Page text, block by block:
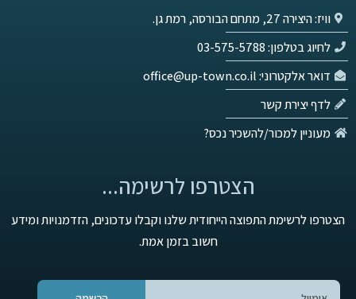
וויז: היצירה 27, מתחם הבורסה, רמת גן.
לחיוג בטלפון: 03-575-5788
דואר אלקטרוני: office@up-town.co.il
לדף יצירת קשר
מעוניין למכור/להשכיר נכס?
הצטרפו לרשימה...
הצטרפו לרשימת התפוצה הייחודית שלנו וקבלו עדכונים, הזדמנויות ומידע
חשוב בזמן אמת.